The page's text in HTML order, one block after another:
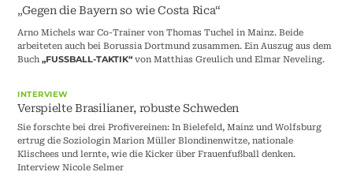
„Gegen die Bayern so wie Costa Rica“
Arno Michels war Co-Trainer von Thomas Tuchel in Mainz. Beide
arbeiteten auch bei Borussia Dortmund zusammen. Ein Auszug aus dem
Buch„FUSSBALL-TAKTIK“ von Matthias Greulich und Elmar Neveling.
INTERVIEW
Verspielte Brasilianer, robuste Schweden
Sie forschte bei drei Profivereinen: In Bielefeld, Mainz und Wolfsburg
ertrug die Soziologin Marion Müller Blondinenwitze, nationale
Klischees und lernte, wie die Kicker über Frauenfußball denken.
Interview Nicole Selmer